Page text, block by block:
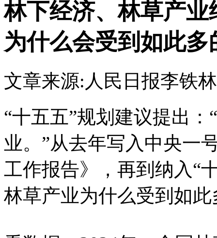
林下经济、林草产
为什么会受到如此多
文章来源:人民日报李铁林
“十五五”规划建议提出
业。”从去年写入中央一
工作报告》，再到纳入“
林草产业为什么受到如